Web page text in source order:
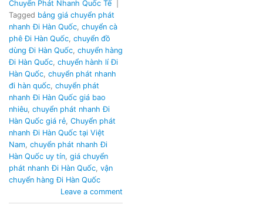
Chuyển Phát Nhanh Quốc Tế
Tagged bảng giá chuyển phát
nhanh Đi Hàn Quốc chuyển cà
phê Đi Hàn Quốc chuyển đồ
dùng Đi Hàn Quốc chuyển hàng
Đi Hàn Quốc chuyển hành lí Đi
Hàn Quốc chuyển phát nhanh
đi hàn quốc chuyển phát
nhanh Đi Hàn Quốc giá bao
nhiêu chuyển phát nhanh Đi
Hàn Quốc giá rẻ Chuyển phát
nhanh Đi Hàn Quốc tại Việt
Nam chuyển phát nhanh Đi
Hàn Quốc uy tín giá chuyển
phát nhanh Đi Hàn Quốc vận
chuyển hàng Đi Hàn Quốc
Leave a comment